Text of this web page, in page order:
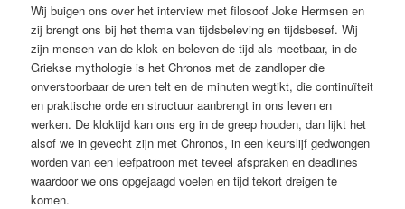
Wij buigen ons over het interview met filosoof Joke Hermsen en
zij brengt ons bij het thema van tijdsbeleving en tijdsbesef. Wij
zijn mensen van de klok en beleven de tijd als meetbaar, in de
Griekse mythologie is het Chronos met de zandloper die
onverstoorbaar de uren telt en de minuten wegtikt, die continuïteit
en praktische orde en structuur aanbrengt in ons leven en
werken. De kloktijd kan ons erg in de greep houden, dan lijkt het
alsof we in gevecht zijn met Chronos, in een keurslijf gedwongen
worden van een leefpatroon met teveel afspraken en deadlines
waardoor we ons opgejaagd voelen en tijd tekort dreigen te
komen.